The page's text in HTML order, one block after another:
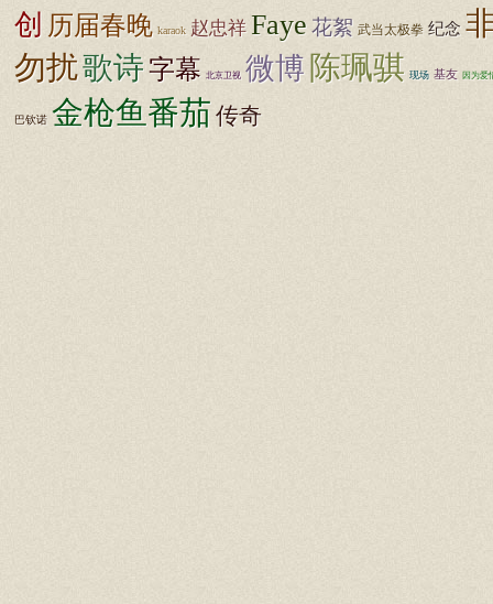
创 历届春晚 karaok 赵忠祥 Faye花絮 武当太极拳 纪念
勿扰歌诗字幕 北京卫视 微博 陈珮骐 现场 基友 因为爱
巴钦诺 金枪鱼番茄传奇